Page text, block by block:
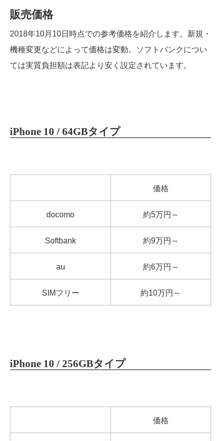
販売価格
2018年10月10日時点での参考価格を紹介します。新規・
機種変更などによって価格は変動。ソフトバンクについ
ては実質負担額は表記より安く設定されています。
iPhone 10 / 64GBタイプ
価格
docomo 約5万円～
Softbank 約9万円～
au 約6万円～
SIMフリー 約10万円～
iPhone 10 / 256GBタイプ
価格